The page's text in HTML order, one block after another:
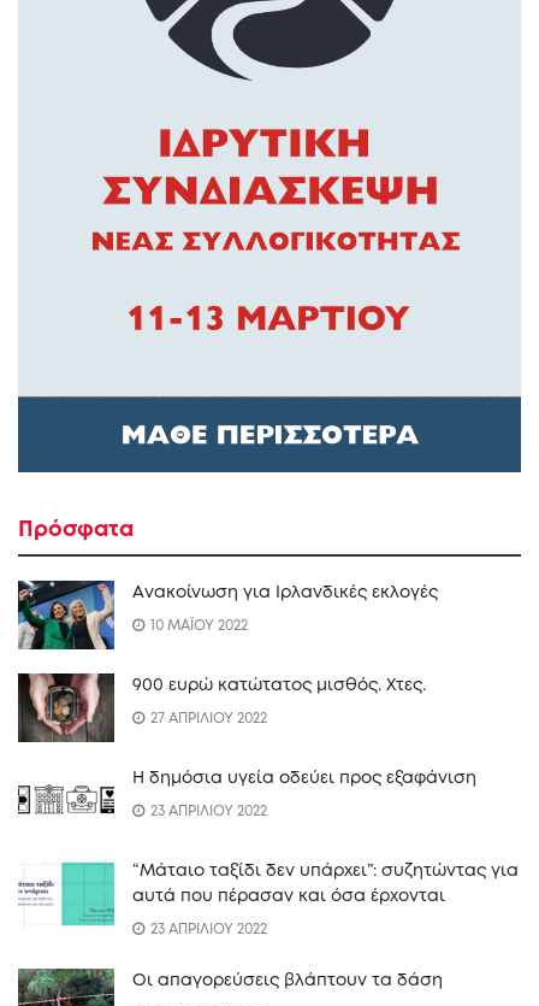
Πρόσφατα
Ανακοίνωση για Ιρλανδικές εκλογές
10 ΜΑΪΟΥ 2022
900 ευρώ κατώτατος μισθός. Xτες.
27 ΑΠΡΙΛΙΟΥ 2022
Η δημόσια υγεία οδεύει προς εξαφάνιση
23 ΑΠΡΙΛΙΟΥ 2022
“Mάταιο ταξίδι δεν υπάρχει”: συζητώντας για
αυτά που πέρασαν και όσα έρχονται
23 ΑΠΡΙΛΙΟΥ 2022
Οι απαγορεύσεις βλάπτουν τα δάση